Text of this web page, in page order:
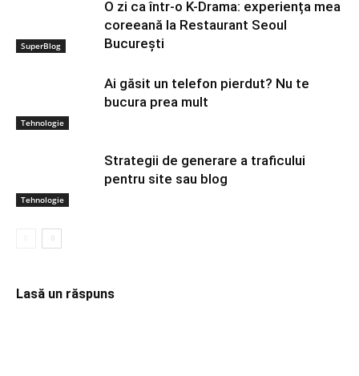
SuperBlog
O zi ca într-o K-Drama: experiența mea
coreeană la Restaurant Seoul
București
Tehnologie
Ai găsit un telefon pierdut? Nu te
bucura prea mult
Tehnologie
Strategii de generare a traficului
pentru site sau blog
Lasă un răspuns